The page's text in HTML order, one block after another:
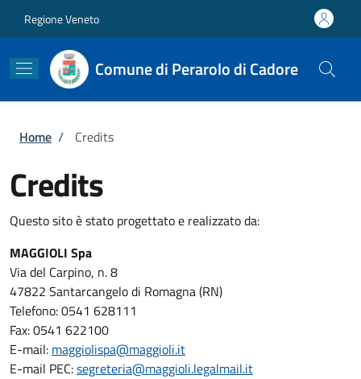
Regione Veneto
Comune di Perarolo di Cadore
Briciole di pane
Home / Credits
Credits
Questo sito è stato progettato e realizzato da:
MAGGIOLI Spa
Via del Carpino, n. 8
47822 Santarcangelo di Romagna (RN)
Telefono: 0541 628111
Fax: 0541 622100
E-mail: maggiolispa@maggioli.it
E-mail PEC:segreteria@maggioli.legalmail.it